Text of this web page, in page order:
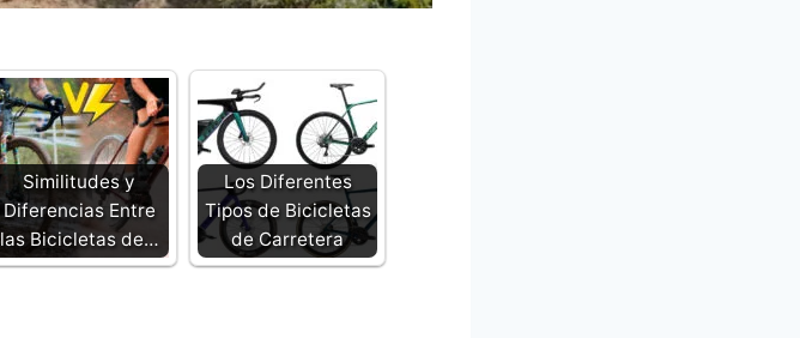
Similitudes y
Diferencias Entre
las Bicicletas de…
Los Diferentes
Tipos de Bicicletas
de Carretera